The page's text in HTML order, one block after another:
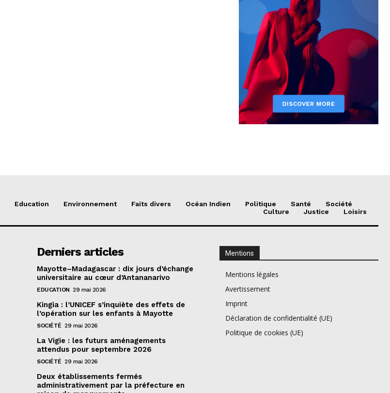
Education Environnement Faits divers Océan Indien Politique Santé
Société
Culture
Justice Loisirs
Derniers articles
Mayotte–Madagascar : dix jours d’échange
universitaire au cœur d’Antananarivo
EDUCATION 29 mai 2026
Kingia : l’UNICEF s’inquiète des effets de
l’opération sur les enfants à Mayotte
SOCIÉTÉ 29 mai 2026
La Vigie : les futurs aménagements
attendus pour septembre 2026
SOCIÉTÉ 29 mai 2026
Deux établissements fermés
administrativement par la préfecture en
Mentions
Mentions légales
Avertissement
Imprint
Déclaration de confidentialité (UE)
Politique de cookies (UE)